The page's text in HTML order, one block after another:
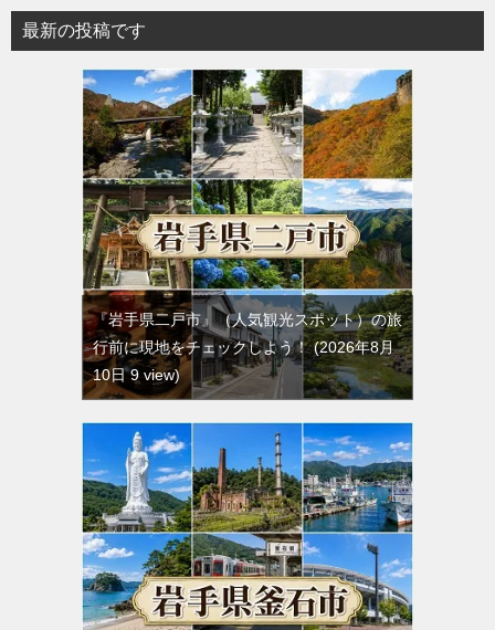
最新の投稿です
『岩手県二戸市』（人気観光スポット）の旅
行前に現地をチェックしよう！ 2026年8月
10日 9 view